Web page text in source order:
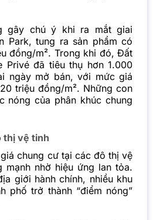
gây chú ý khi ra mắt giai
Park, tung ra sản phẩm có
đồng/m². Trong khi đó, Đất
Privé đã tiêu thụ hơn 1.000
ngày mở bán, với mức giá
triệu đồng/m². Những con
nóng của phân khúcchung
thị vệ tinh
giáchung cư tại các đô thị vệ
mạnh nhờ hiệu ứng lan tỏa.
giới hành chính, nhiều khu
phố trở thành “điểm nóng”